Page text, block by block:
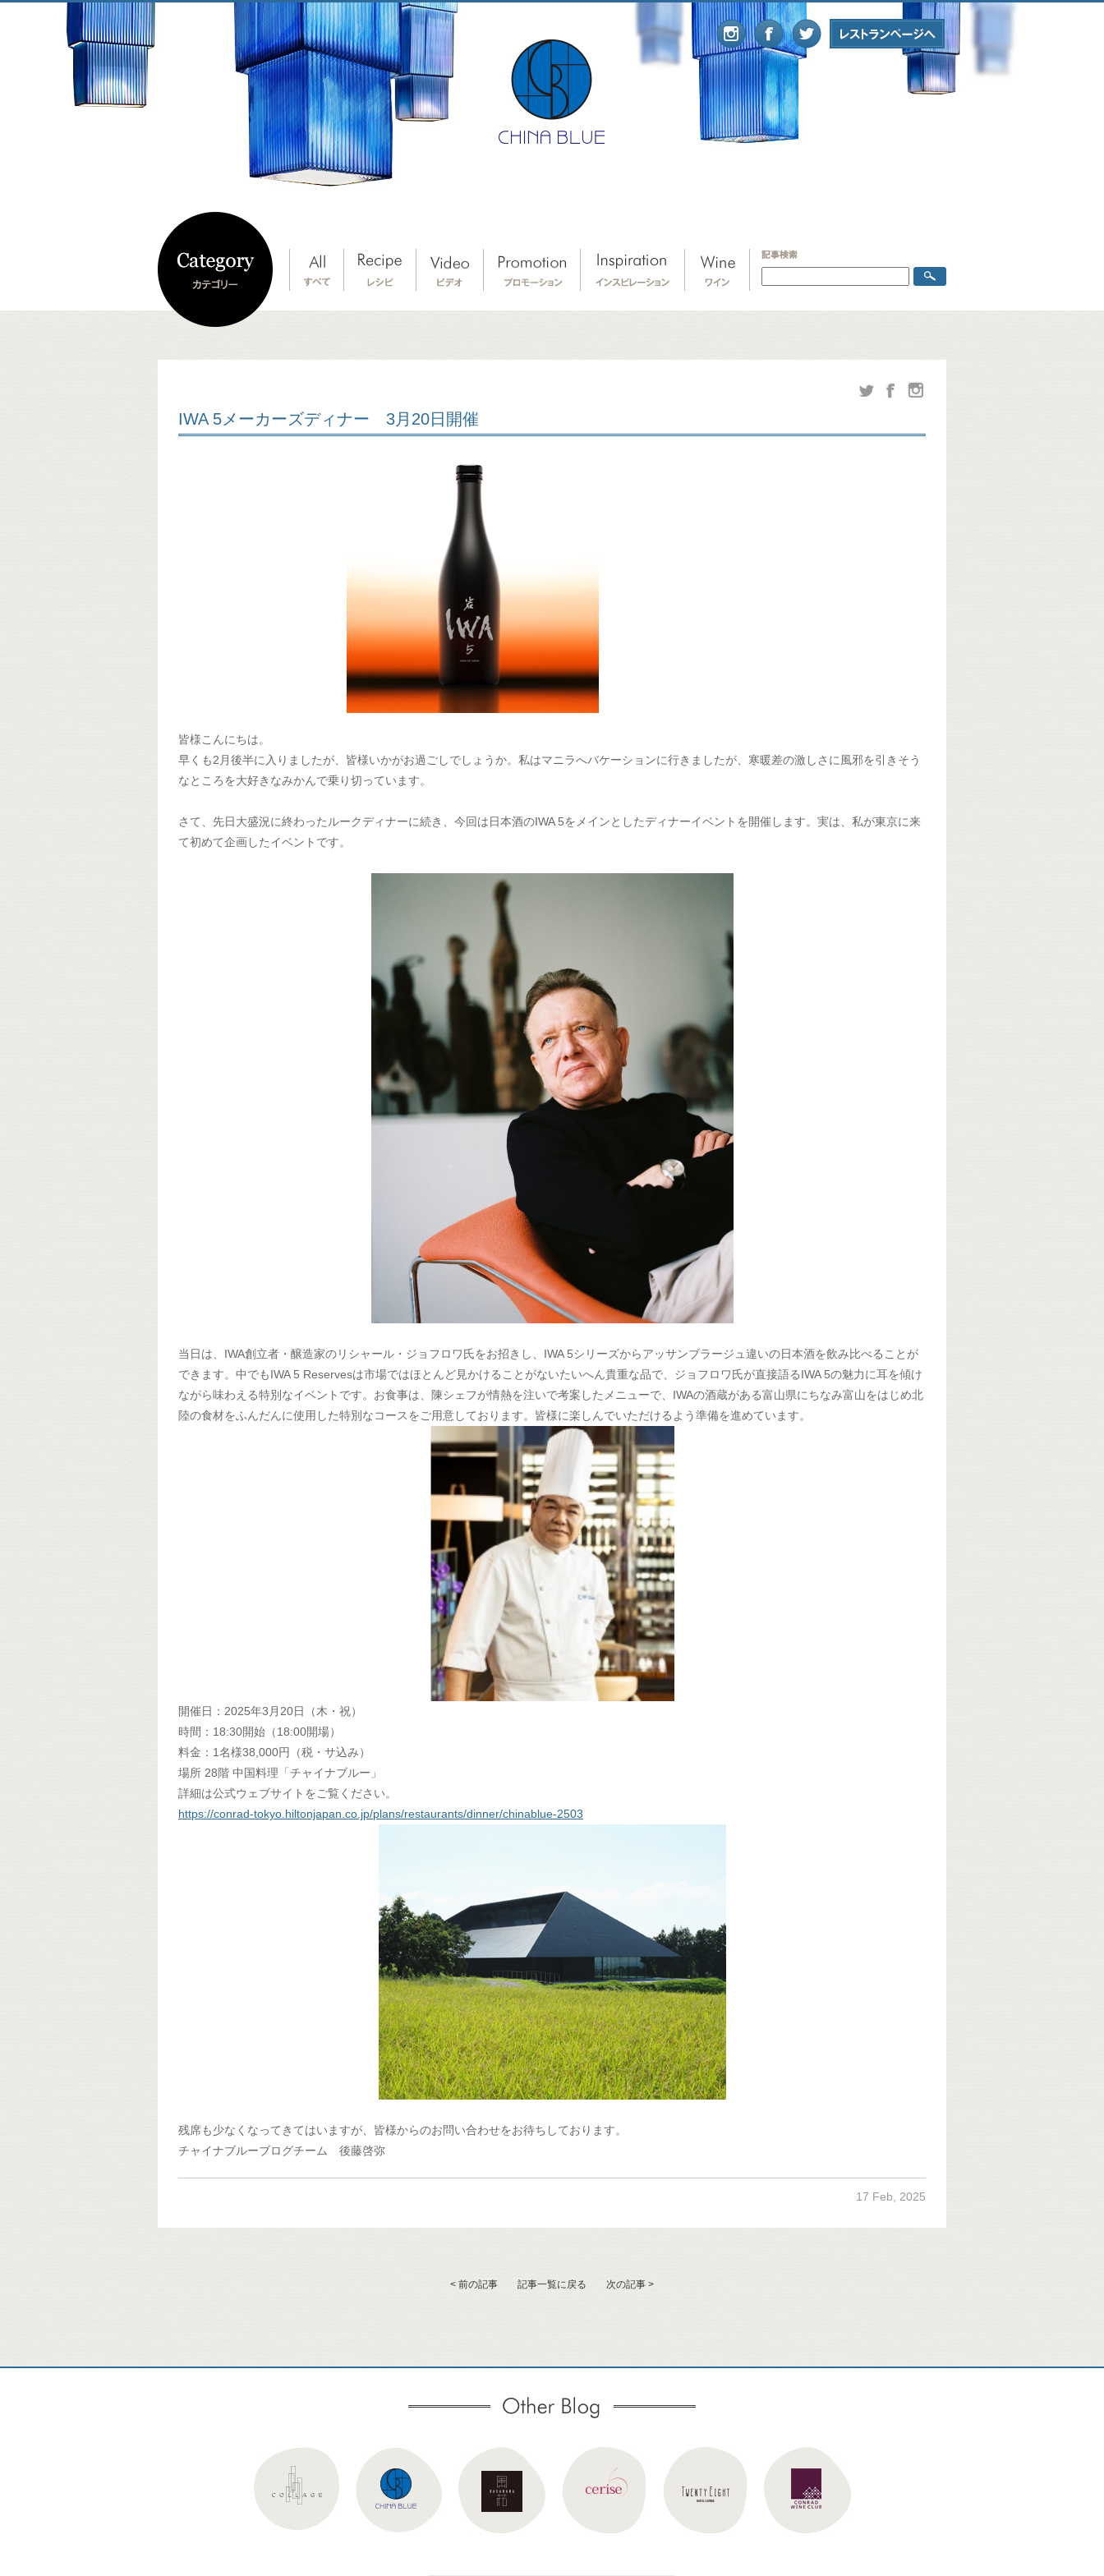
IWA 5メーカーズディナー 3月20日開催
皆様こんにちは。
早くも2月後半に入りましたが、皆様いかがお過ごしでしょうか。私はマニラへバケーションに行きましたが、寒暖差の激しさに風邪を引きそう
なところを大好きなみかんで乗り切っています。
さて、先日大盛況に終わったルークディナーに続き、今回は日本酒のIWA 5をメインとしたディナーイベントを開催します。実は、私が東京に来
て初めて企画したイベントです。
当日は、IWA創立者・醸造家のリシャール・ジョフロワ氏をお招きし、IWA 5シリーズからアッサンブラージュ違いの日本酒を飲み比べることが
できます。中でもIWA 5 Reservesは市場ではほとんど見かけることがないたいへん貴重な品で、ジョフロワ氏が直接語るIWA 5の魅力に耳を傾け
ながら味わえる特別なイベントです。お食事は、陳シェフが情熱を注いで考案したメニューで、IWAの酒蔵がある富山県にちなみ富山をはじめ北
陸の食材をふんだんに使用した特別なコースをご用意しております。皆様に楽しんでいただけるよう準備を進めています。
開催日：2025年3月20日（木・祝）
時間：18:30開始（18:00開場）
料金：1名様38,000円（税・サ込み）
場所 28階 中国料理「チャイナブルー」
詳細は公式ウェブサイトをご覧ください。
https://conrad-tokyo.hiltonjapan.co.jp/plans/restaurants/dinner/chinablue-2503
残席も少なくなってきてはいますが、皆様からのお問い合わせをお待ちしております。
チャイナブルーブログチーム 後藤啓弥
17 Feb, 2025
< 前の記事 記事一覧に戻る 次の記事 >